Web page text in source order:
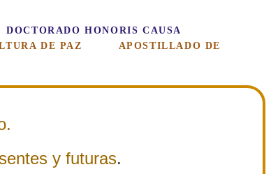
DOCTORADO HONORIS CAUSA
DE PAZ
APOSTILLADO DE
y futuras.